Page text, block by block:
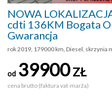
NOWA
cdti 136KM Bogata
Gwarancja
rok 2019, 179000 km, Diesel, skrzynia
od 39900ZŁ
cena brutto (faktura vat-marża)